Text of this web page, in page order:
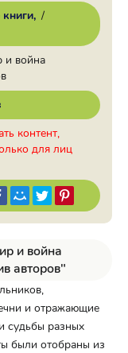
/
и война
контент,
для лиц
и война
авторов"
и отражающие
судьбы разных
были отобраны из